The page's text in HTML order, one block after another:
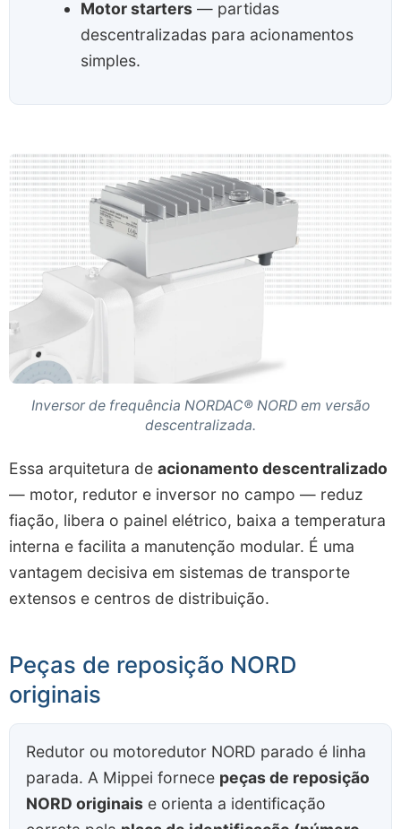
Motor starters — partidas
descentralizadas para acionamentos
simples.
Inversor de frequência NORDAC® NORD em versão
descentralizada.
Essa arquitetura de acionamento descentralizado
— motor, redutor e inversor no campo — reduz
fiação, libera o painel elétrico, baixa a temperatura
interna e facilita a manutenção modular. É uma
vantagem decisiva em sistemas de transporte
extensos e centros de distribuição.
Peças de reposição NORD
originais
Redutor ou motoredutor NORD parado é linha
parada. A Mippei fornece peças de reposição
NORD originais e orienta a identificação